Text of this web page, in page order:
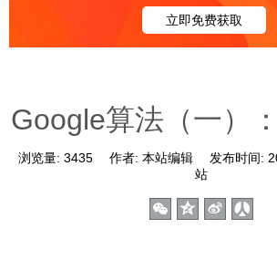
立即免费获取
Google算法（一）
浏览量: 3435 作者: 本站编辑 发布时间:
站